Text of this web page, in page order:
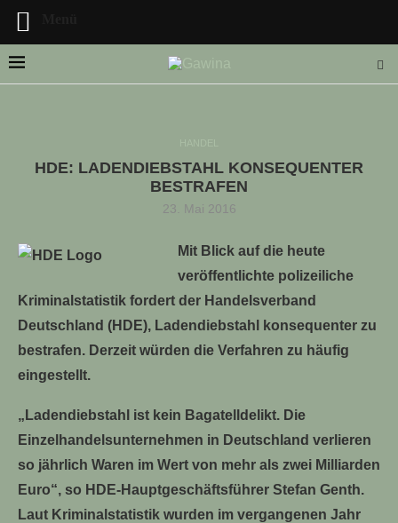
STELLENANGEBOTE!!!
HDE: LADENDIEBSTAHL KONSEQUENTER
BESTRAFEN
23. Mai 2016
Mit Blick auf die heute
veröffentlichte polizeiliche
Kriminalstatistik fordert der Handelsverband
Deutschland (HDE), Ladendiebstahl konsequenter zu
bestrafen. Derzeit würden die Verfahren zu häufig
eingestellt.
„Ladendiebstahl ist kein Bagatelldelikt. Die
Einzelhandelsunternehmen in Deutschland verlieren
so jährlich Waren im Wert von mehr als zwei Milliarden
Euro“, so HDE-Hauptgeschäftsführer Stefan Genth.
Laut Kriminalstatistik wurden im vergangenen Jahr